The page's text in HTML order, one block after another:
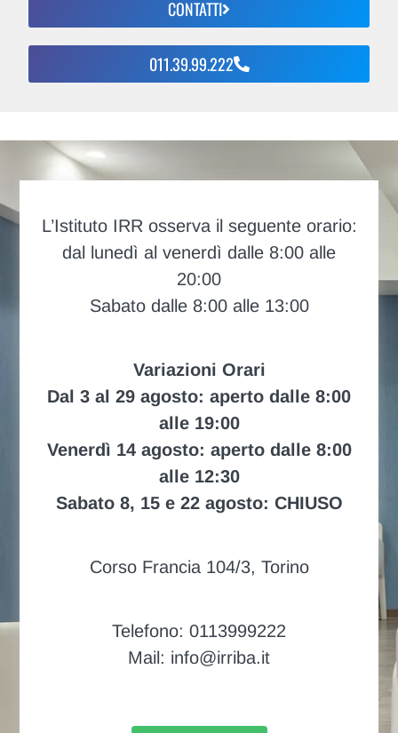
CONTATTI
011.39.99.222
L’Istituto IRR osserva il seguente orario:
dal lunedì al venerdì dalle 8:00 alle
20:00
Sabato dalle 8:00 alle 13:00
Variazioni Orari
Dal 3 al 29 agosto: aperto dalle 8:00
alle 19:00
Venerdì 14 agosto: aperto dalle 8:00
alle 12:30
Sabato 8, 15 e 22 agosto: CHIUSO
Corso Francia 104/3, Torino
Telefono: 0113999222
Mail: info@irriba.it